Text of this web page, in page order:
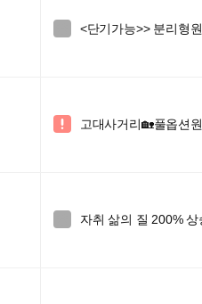
<단기가능>> 분리형
 고대사거리🏡풀옵션
자취 삶의 질 200%